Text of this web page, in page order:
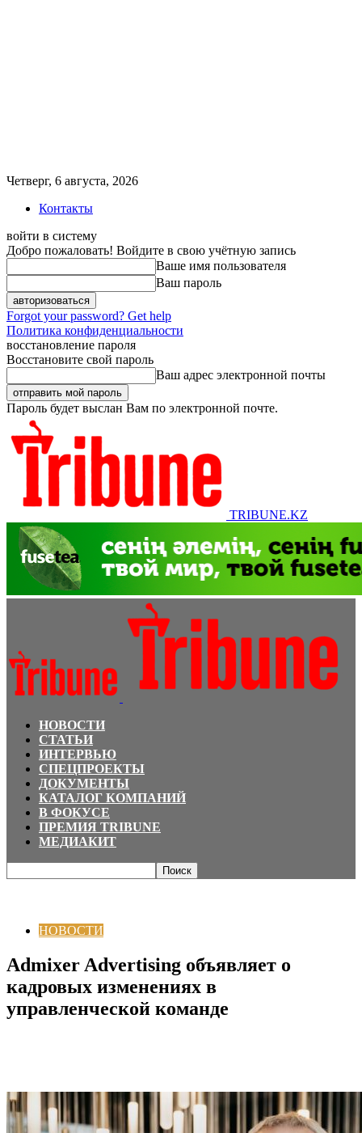
Четверг, 6 августа, 2026
Контакты
войти в систему
Добро пожаловать! Войдите в свою учётную запись
Ваше имя пользователя
Ваш пароль
Forgot your password? Get help
Политика конфиденциальности
восстановление пароля
Восстановите свой пароль
Ваш адрес электронной почты
Пароль будет выслан Вам по электронной почте.
TRIBUNE.KZ
НОВОСТИ
СТАТЬИ
ИНТЕРВЬЮ
СПЕЦПРОЕКТЫ
ДОКУМЕНТЫ
КАТАЛОГ КОМПАНИЙ
В ФОКУСЕ
ПРЕМИЯ TRIBUNE
МЕДИАКИТ
НОВОСТИ
Admixer Advertising объявляет о
кадровых изменениях в
управленческой команде